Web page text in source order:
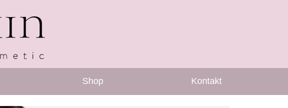
Shop Kontakt